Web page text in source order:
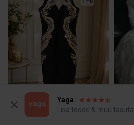
Yaga
Lisa toode & müü tasuta